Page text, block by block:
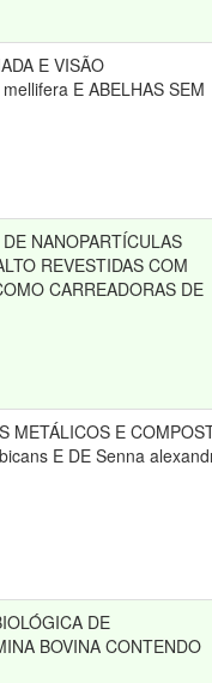
E VISÃO
E ABELHAS SEM
NANOPARTÍCULAS
REVESTIDAS COM
CARREADORAS DE
METÁLICOS E
E DE Senna
DE
BOVINA CONTENDO